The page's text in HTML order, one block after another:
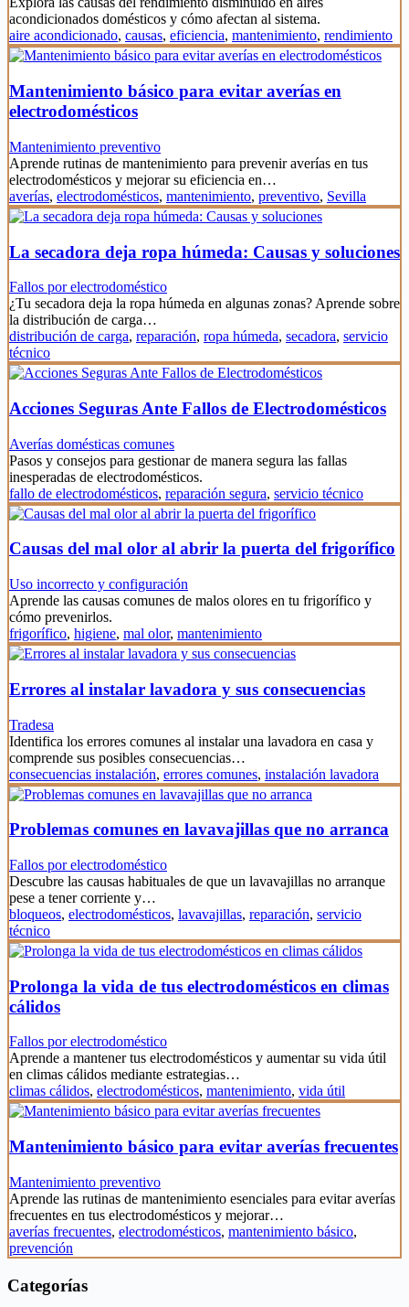
acondicionados domésticos y cómo afectan al sistema.
aire acondicionado, causas, eficiencia, mantenimiento, rendimiento
Mantenimiento básico para evitar averías en
electrodomésticos
Mantenimiento preventivo
Aprende rutinas de mantenimiento para prevenir averías en tus
electrodomésticos y mejorar su eficiencia en…
averías, electrodomésticos, mantenimiento, preventivo, Sevilla
La secadora deja ropa húmeda: Causas y soluciones
Fallos por electrodoméstico
¿Tu secadora deja la ropa húmeda en algunas zonas? Aprende sobre
la distribución de carga…
distribución de carga, reparación, ropa húmeda, secadora, servicio
técnico
Acciones Seguras Ante Fallos de Electrodomésticos
Averías domésticas comunes
Pasos y consejos para gestionar de manera segura las fallas
inesperadas de electrodomésticos.
fallo de electrodomésticos, reparación segura, servicio técnico
Causas del mal olor al abrir la puerta del frigorífico
Uso incorrecto y configuración
Aprende las causas comunes de malos olores en tu frigorífico y
cómo prevenirlos.
frigorífico, higiene, mal olor, mantenimiento
Errores al instalar lavadora y sus consecuencias
Tradesa
Identifica los errores comunes al instalar una lavadora en casa y
comprende sus posibles consecuencias…
consecuencias instalación, errores comunes, instalación lavadora
Problemas comunes en lavavajillas que no arranca
Fallos por electrodoméstico
Descubre las causas habituales de que un lavavajillas no arranque
pese a tener corriente y…
bloqueos, electrodomésticos, lavavajillas, reparación, servicio
técnico
Prolonga la vida de tus electrodomésticos en climas
cálidos
Fallos por electrodoméstico
Aprende a mantener tus electrodomésticos y aumentar su vida útil
en climas cálidos mediante estrategias…
climas cálidos, electrodomésticos, mantenimiento, vida útil
Mantenimiento básico para evitar averías frecuentes
Mantenimiento preventivo
Aprende las rutinas de mantenimiento esenciales para evitar averías
frecuentes en tus electrodomésticos y mejorar…
averías frecuentes, electrodomésticos, mantenimiento básico,
prevención
Categorías